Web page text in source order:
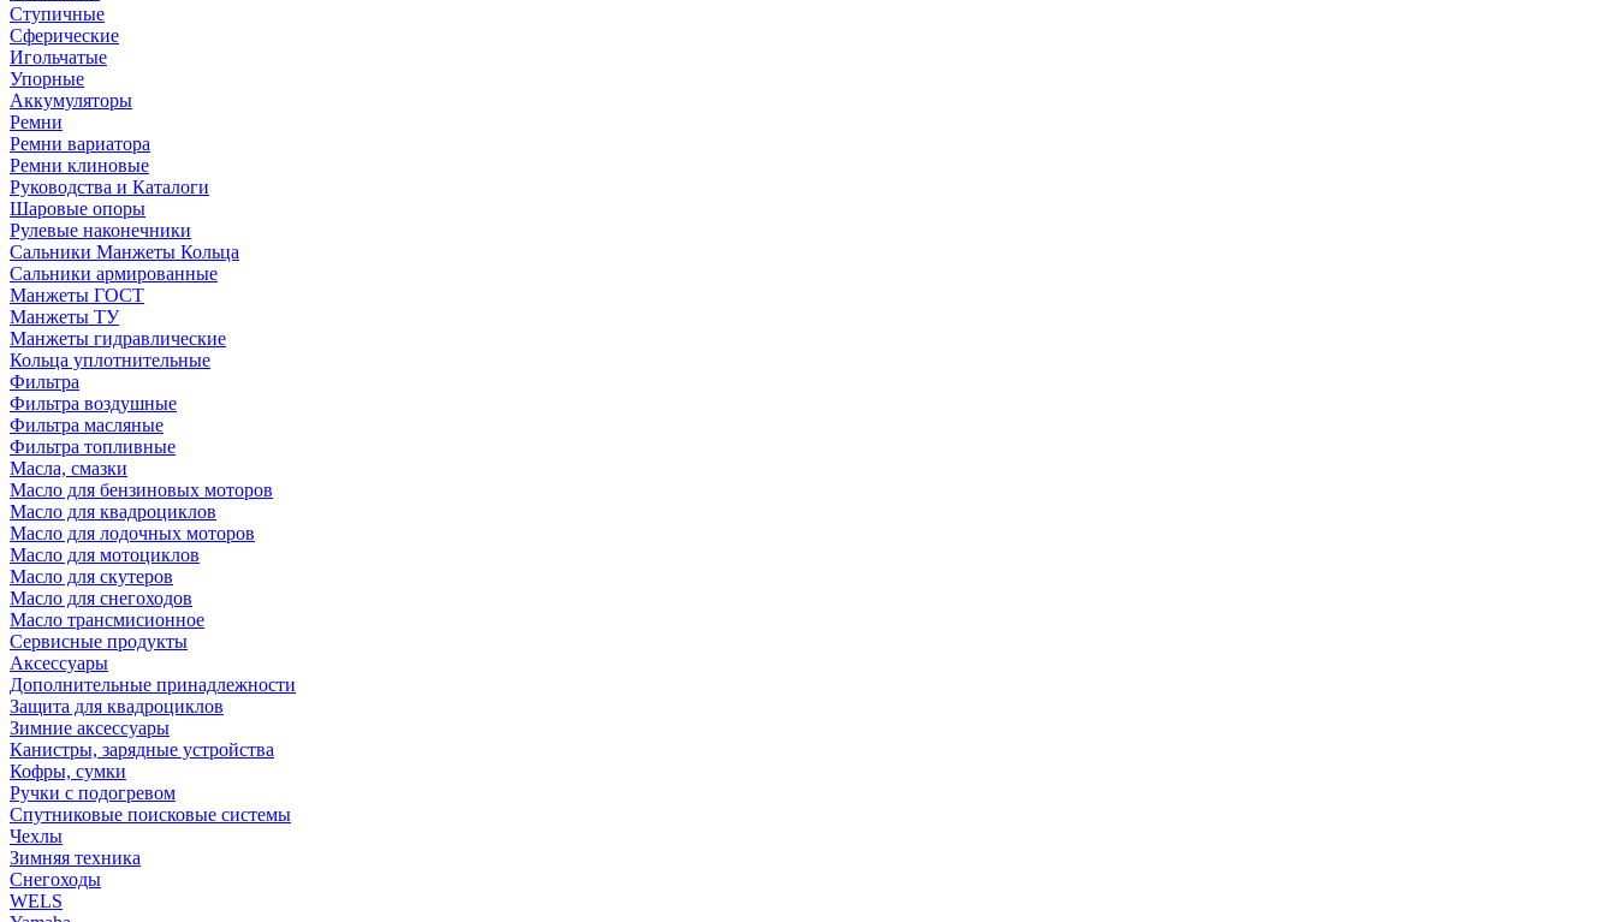
Ступичные
Сферические
Игольчатые
Упорные
Аккумуляторы
Ремни
Ремни вариатора
Ремни клиновые
Руководства и Каталоги
Шаровые опоры
Рулевые наконечники
Сальники Манжеты Кольца
Сальники армированные
Манжеты ГОСТ
Манжеты ТУ
Манжеты гидравлические
Кольца уплотнительные
Фильтра
Фильтра воздушные
Фильтра масляные
Фильтра топливные
Масла, смазки
Масло для бензиновых моторов
Масло для квадроциклов
Масло для лодочных моторов
Масло для мотоциклов
Масло для скутеров
Масло для снегоходов
Масло трансмисионное
Сервисные продукты
Аксессуары
Дополнительные принадлежности
Защита для квадроциклов
Зимние аксессуары
Канистры, зарядные устройства
Кофры, сумки
Ручки с подогревом
Спутниковые поисковые системы
Чехлы
Зимняя техника
Снегоходы
WELS